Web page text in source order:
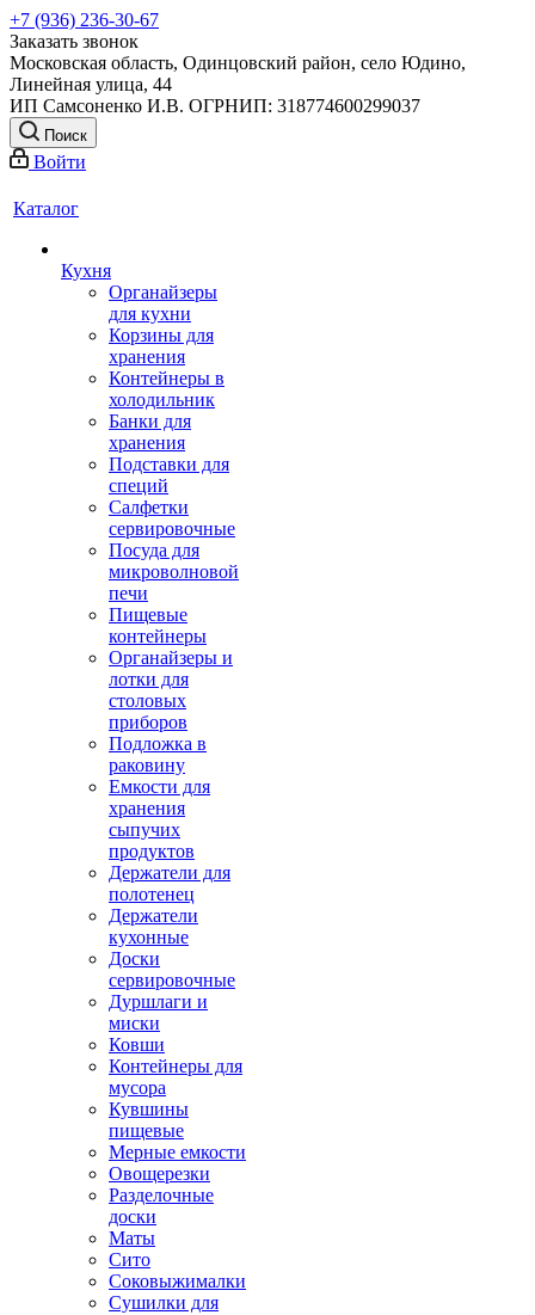
+7 (936) 236-30-67
Заказать звонок
Московская область, Одинцовский район, село Юдино,
Линейная улица, 44
ИП Самсоненко И.В. ОГРНИП: 318774600299037
Поиск
Войти
Каталог
Кухня
Органайзеры
для кухни
Корзины для
хранения
Контейнеры в
холодильник
Банки для
хранения
Подставки для
специй
Салфетки
сервировочные
Посуда для
микроволновой
печи
Пищевые
контейнеры
Органайзеры и
лотки для
столовых
приборов
Подложка в
раковину
Емкости для
хранения
сыпучих
продуктов
Держатели для
полотенец
Держатели
кухонные
Доски
сервировочные
Дуршлаги и
миски
Ковши
Контейнеры для
мусора
Кувшины
пищевые
Мерные емкости
Овощерезки
Разделочные
доски
Маты
Сито
Соковыжималки
Сушилки для